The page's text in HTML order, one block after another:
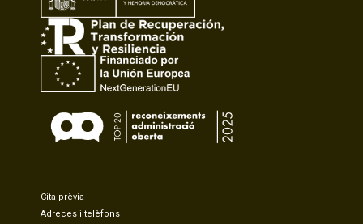
Cita prèvia
Adreces i telèfons